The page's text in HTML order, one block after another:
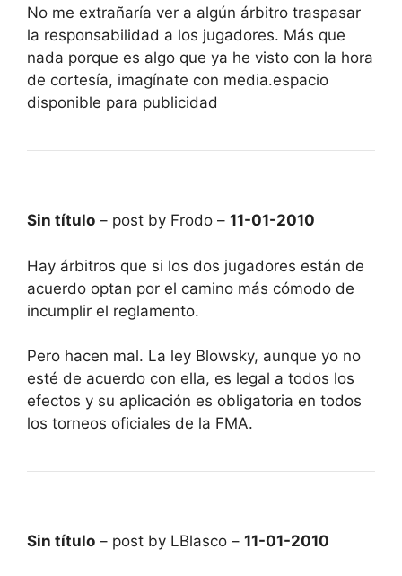
No me extrañaría ver a algún árbitro traspasar
la responsabilidad a los jugadores. Más que
nada porque es algo que ya he visto con la hora
de cortesía, imagínate con media.espacio
disponible para publicidad
Sin título – post by Frodo – 11-01-2010
Hay árbitros que si los dos jugadores están de
acuerdo optan por el camino más cómodo de
incumplir el reglamento.
Pero hacen mal. La ley Blowsky, aunque yo no
esté de acuerdo con ella, es legal a todos los
efectos y su aplicación es obligatoria en todos
los torneos oficiales de la FMA.
Sin título – post by LBlasco – 11-01-2010